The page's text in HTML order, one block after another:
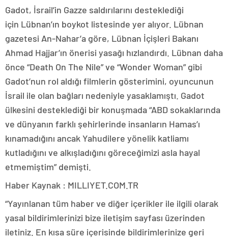
Gadot, İsrail’in Gazze saldırılarını desteklediği
için Lübnan’ın boykot listesinde yer alıyor. Lübnan
gazetesi An-Nahar’a göre, Lübnan İçişleri Bakanı
Ahmad Hajjar’ın önerisi yasağı hızlandırdı. Lübnan daha
önce “Death On The Nile” ve “Wonder Woman” gibi
Gadot’nun rol aldığı filmlerin gösterimini, oyuncunun
İsrail ile olan bağları nedeniyle yasaklamıştı. Gadot
ülkesini desteklediği bir konuşmada “ABD sokaklarında
ve dünyanın farklı şehirlerinde insanların Hamas’ı
kınamadığını ancak Yahudilere yönelik katliamı
kutladığını ve alkışladığını göreceğimizi asla hayal
etmemiştim” demişti.
Haber Kaynak : MILLIYET.COM.TR
“Yayınlanan tüm haber ve diğer içerikler ile ilgili olarak
yasal bildirimlerinizi bize iletişim sayfası üzerinden
iletiniz. En kısa süre içerisinde bildirimlerinize geri